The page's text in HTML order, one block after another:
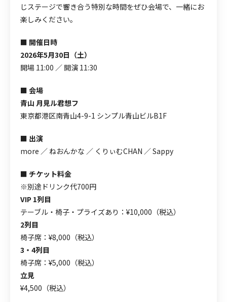
じステージで響き合う特別な時間をぜひ会場で、一緒にお
楽しみください。
■ 開催日時
2026年5月30日（土）
開場 11:00 ／ 開演 11:30
■ 会場
青山 月見ル君想フ
東京都港区南青山4-9-1 シンプル青山ビルB1F
■ 出演
more ／ ねおんかな ／ くりぃむCHAN ／ Sappy
■ チケット料金
※別途ドリンク代700円
VIP 1列目
テーブル・椅子・プライズあり：¥10,000（税込）
2列目
椅子席：¥8,000（税込）
3・4列目
椅子席：¥5,000（税込）
立見
¥4,500（税込）